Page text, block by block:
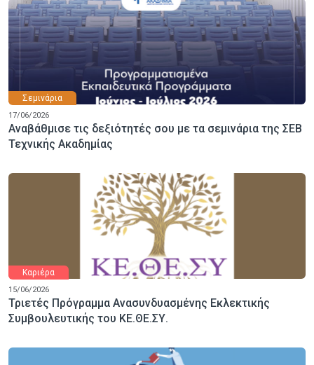
Σεμινάρια
17/06/2026
Αναβάθμισε τις δεξιότητές σου με τα σεμινάρια της ΣΕΒ
Τεχνικής Ακαδημίας
Καριέρα
15/06/2026
Τριετές Πρόγραμμα Ανασυνδυασμένης Εκλεκτικής
Συμβουλευτικής του ΚΕ.ΘΕ.ΣΥ.